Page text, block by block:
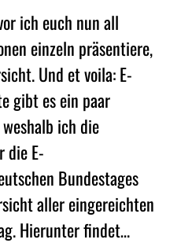
ich euch nun all
einzeln präsentiere,
Und et voila: E-
gibt es ein paar
ich die
die E-
Bundestages
aller eingereichten
Hierunter findet…